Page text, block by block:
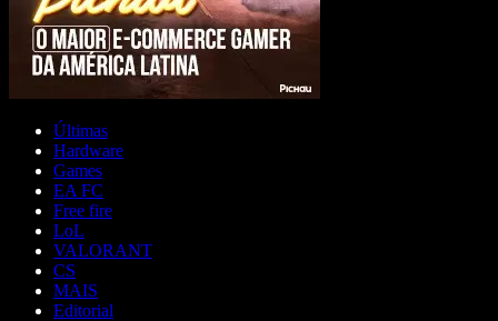
Últimas
Hardware
Games
EA FC
Free fire
LoL
VALORANT
CS
MAIS
Editorial